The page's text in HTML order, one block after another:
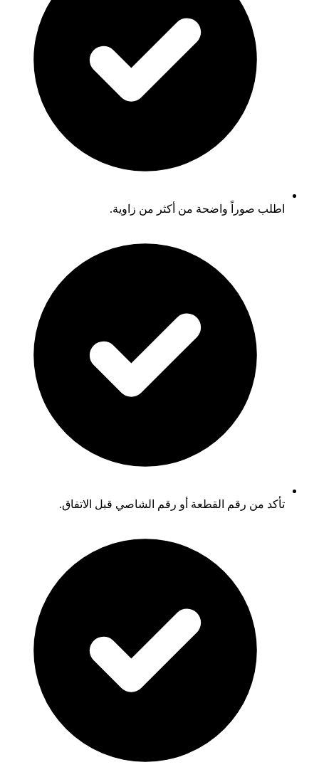
اطلب صوراً واضحة من أكثر من زاوية.
تأكد من رقم القطعة أو رقم الشاصي قبل الاتفاق.